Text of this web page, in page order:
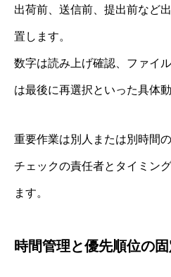
出荷前、送信前、提出前など
置します。
数字は読み上げ確認、ファイ
は最後に再選択といった具体
重要作業は別人または別時間
チェックの責任者とタイミン
ます。
時間管理と優先順位の